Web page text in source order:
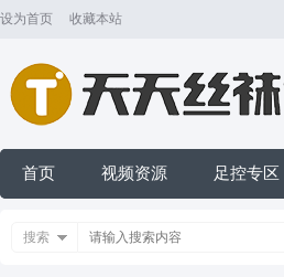
设为首页 收藏本站
首页 视频资源 足控专区
搜索